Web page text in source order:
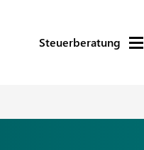
Steuerberatung